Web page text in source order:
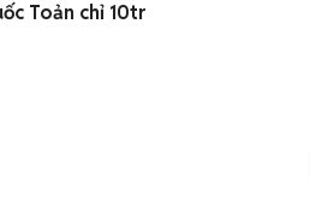
Toản chỉ 10tr